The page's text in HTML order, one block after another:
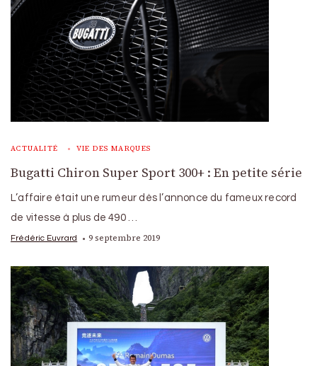
ACTUALITÉ VIE DES MARQUES
Bugatti Chiron Super Sport 300+ : En petite série
L’affaire était une rumeur dès l’annonce du fameux record
de vitesse à plus de 490 …
Frédéric Euvrard 9 septembre 2019